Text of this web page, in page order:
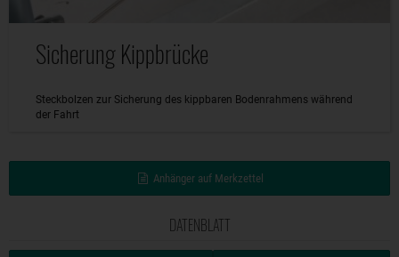
Sicherung Kippbrücke
Steckbolzen zur Sicherung des kippbaren Bodenrahmens während
der Fahrt
Anhänger auf Merkzettel
DATENBLATT